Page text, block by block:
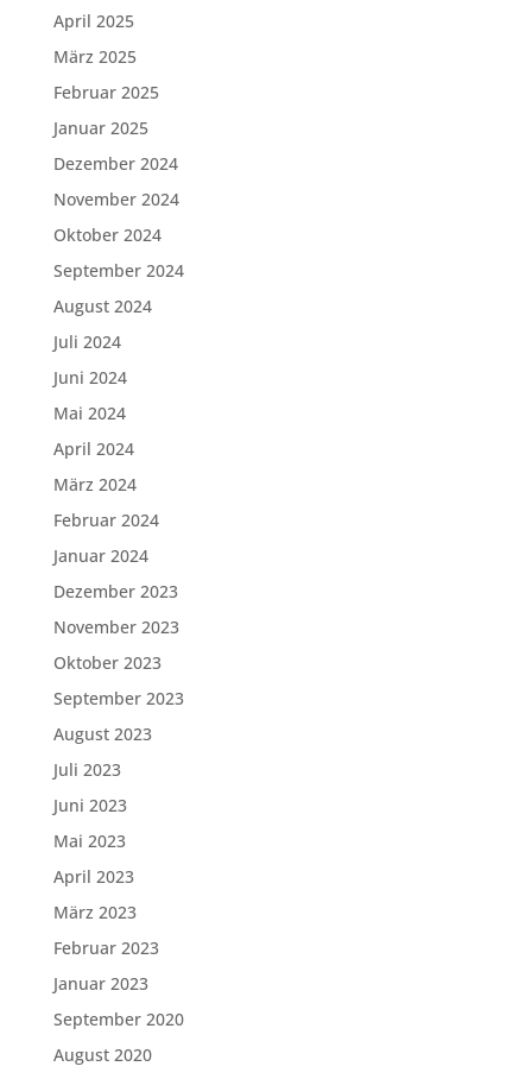
April 2025
März 2025
Februar 2025
Januar 2025
Dezember 2024
November 2024
Oktober 2024
September 2024
August 2024
Juli 2024
Juni 2024
Mai 2024
April 2024
März 2024
Februar 2024
Januar 2024
Dezember 2023
November 2023
Oktober 2023
September 2023
August 2023
Juli 2023
Juni 2023
Mai 2023
April 2023
März 2023
Februar 2023
Januar 2023
September 2020
August 2020